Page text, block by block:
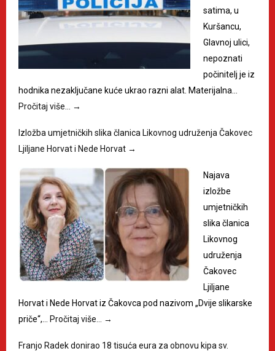
satima, u
Kuršancu,
Glavnoj ulici,
nepoznati
počinitelj je iz
hodnika nezaključane kuće ukrao razni alat. Materijalna…
Pročitaj više…
→
Izložba umjetničkih slika članica Likovnog udruženja Čakovec
Ljiljane Horvat i Nede Horvat →
Najava
izložbe
umjetničkih
slika članica
Likovnog
udruženja
Čakovec
Ljiljane
Horvat i Nede Horvat iz Čakovca pod nazivom „Dvije slikarske
priče“,…
Pročitaj više… →
Franjo Radek donirao 18 tisuća eura za obnovu kipa sv.